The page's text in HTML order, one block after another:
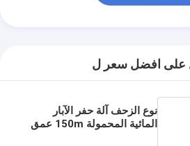
على افضل سعر ل
نوع الزحف آلة حفر الآبار
المائية المحمولة 150m عمق